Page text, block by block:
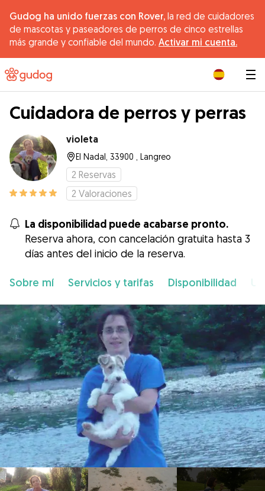
Gudog ha unido fuerzas con Rover, la red de cuidadores
de mascotas y paseadores de perros de cinco estrellas
más grande y confiable del mundo. Activar mi cuenta.
Cuidadora de perros y perras
violeta
El Nadal, 33900 , Langreo
2 Reservas
2 Valoraciones
La disponibilidad puede acabarse pronto.
Reserva ahora, con cancelación gratuita hasta 3
días antes del inicio de la reserva.
Sobre mí Servicios y tarifas Disponibilidad